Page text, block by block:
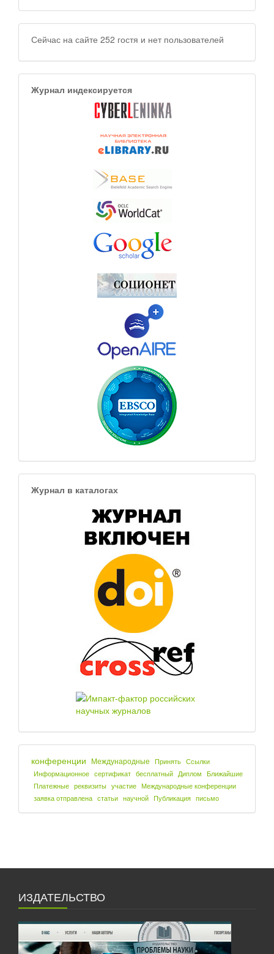
Сейчас на сайте 252 гостя и нет пользователей
Журнал индексируется
Журнал в каталогах
конференции Международные Принять Ссылки
Информационное сертификат бесплатный Диплом Ближайшие
Платежные реквизиты участие Международные конференции
заявка отправлена статьи научной Публикация письмо
ИЗДАТЕЛЬСТВО